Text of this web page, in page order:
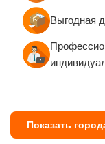
Выгодная
Показать